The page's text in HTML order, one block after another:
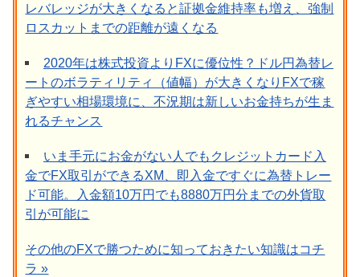
レバレッジが大きくなると証拠金維持率も増え、強制
ロスカットまでの距離が遠くなる
2020年は株式投資よりFXに優位性？ドル円為替レ
ートのボラティリティ（値幅）が大きくなりFXで稼
ぎやすい相場環境に、不況期は新しいお金持ちが生ま
れるチャンス
いま手元にお金がない人でもクレジットカード入
金でFX取引ができるXM、即入金ですぐに為替トレー
ド可能。入金額10万円でも8880万円分までの外貨取
引が可能に
その他のFXで勝つために知っておきたい知識はコチ
ラ »